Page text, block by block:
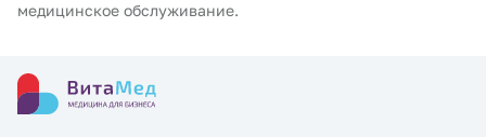
медицинское обслуживание.